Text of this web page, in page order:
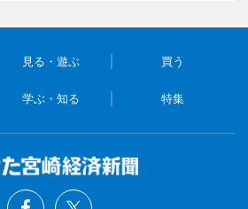
見る・遊ぶ 買う
学ぶ・知る 特集